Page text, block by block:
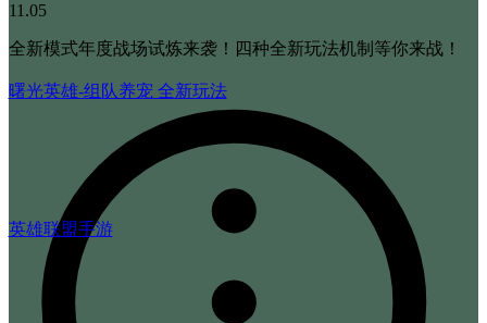
11.05
全新模式年度战场试炼来袭！四种全新玩法机制等你来战！
曙光英雄-组队养宠 全新玩法
英雄联盟手游